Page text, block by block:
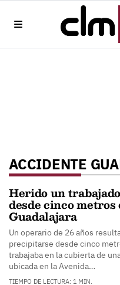
ACCIDENTE
Herido un
desde cinco metros
Guadalajara
Un operario de 26 años
precipitarse desde cinco
trabajaba en la cubierta de
ubicada en la Avenida…
TIEMPO DE LECTURA: 1 MIN.